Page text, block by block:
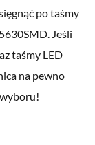
po taśmy
Jeśli
taśmy LED
na pewno